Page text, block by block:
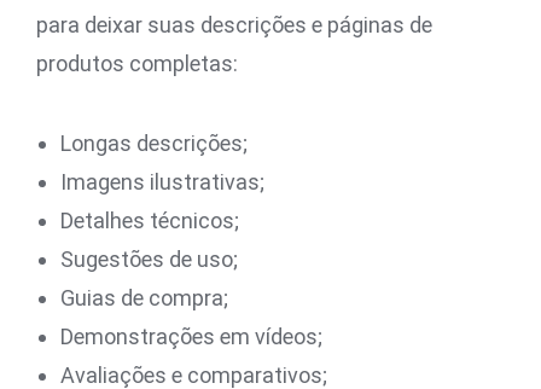
para deixar suas descrições e páginas de
produtos completas:
Longas descrições;
Imagens ilustrativas;
Detalhes técnicos;
Sugestões de uso;
Guias de compra;
Demonstrações em vídeos;
Avaliações e comparativos;